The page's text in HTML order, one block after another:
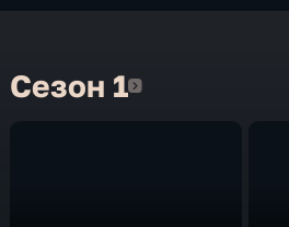
Сезон 1Сезон 1